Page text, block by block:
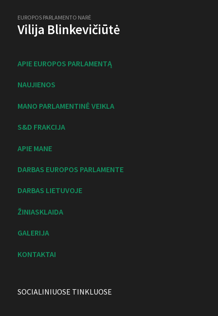
EUROPOS PARLAMENTO NARĖ
Vilija Blinkevičiūtė
APIE EUROPOS PARLAMENTĄ
NAUJIENOS
MANO PARLAMENTINĖ VEIKLA
S&D FRAKCIJA
APIE MANE
DARBAS EUROPOS PARLAMENTE
DARBAS LIETUVOJE
ŽINIASKLAIDA
GALERIJA
KONTAKTAI
SOCIALINIUOSE TINKLUOSE